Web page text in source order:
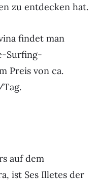
zu entdecken hat.
findet man
Surfing-
Preis von ca.
auf dem
ist Ses Illetes der